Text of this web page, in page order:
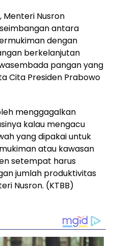
Nusron
antara
dengan
berkelanjutan
pangan yang
Cita Presiden Prabowo
menggagalkan
kalau mengacu
yang dipakai untuk
atau kawasan
setempat harus
jumlah produktivitas
Nusron. (KTBB)